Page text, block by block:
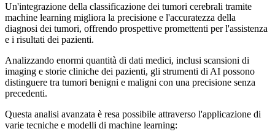
Un'integrazione della classificazione dei tumori cerebrali tramite
machine learning migliora la precisione e l'accuratezza della
diagnosi dei tumori, offrendo prospettive promettenti per l'assistenza
e i risultati dei pazienti.
Analizzando enormi quantità di dati medici, inclusi scansioni di
imaging e storie cliniche dei pazienti, gli strumenti di AI possono
distinguere tra tumori benigni e maligni con una precisione senza
precedenti.
Questa analisi avanzata è resa possibile attraverso l'applicazione di
varie tecniche e modelli di machine learning: